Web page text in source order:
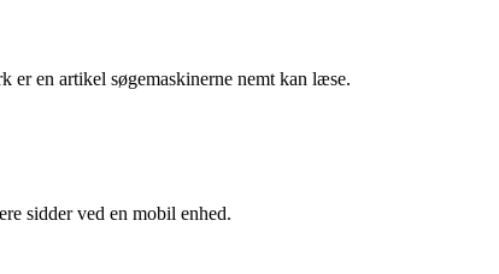
er en artikel søgemaskinerne nemt kan læse.
sidder ved en mobil enhed.